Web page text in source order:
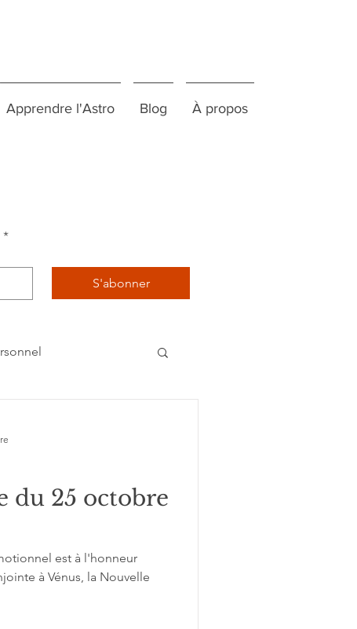
Apprendre l'Astro Blog À propos
*
S'abonner
du 25 octobre
est à l'honneur
à Vénus, la Nouvelle